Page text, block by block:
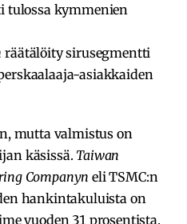
tulossa kymmenien
räätälöity sirusegmentti
asiakkaiden
mutta valmistus on
käsissä. Taiwan
Companyn eli TSMC:n
hankintakuluista on
vuoden 31 prosentista.